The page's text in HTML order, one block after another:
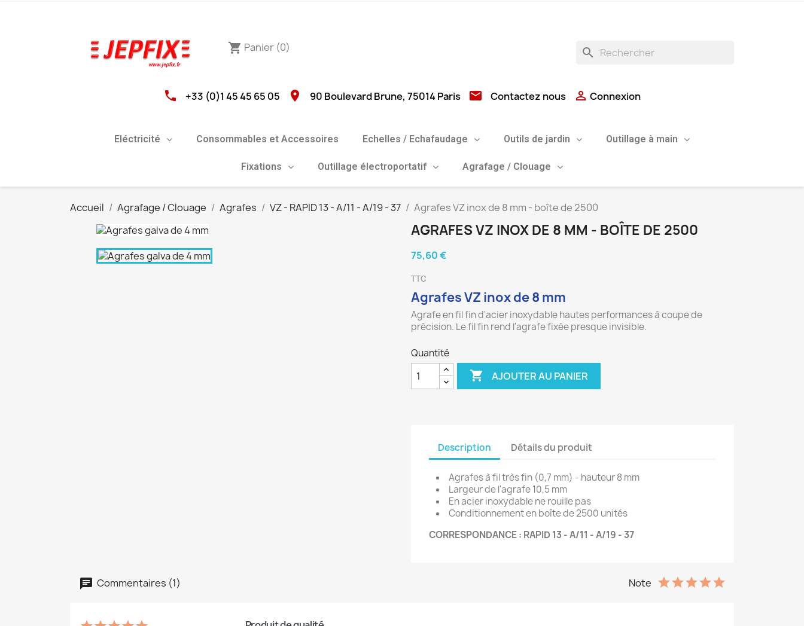
search
shopping_cart Panier (0)
phone +33 (0)1 45 45 65 05 location_on 90 Boulevard Brune, 75014 Paris email Contactez nous  Connexion
Eléctricité Consommables et Accessoires Echelles / Echafaudage Outils de jardin Outillage à main
Fixations Outillage électroportatif Agrafage / Clouage
Accueil Agrafage / Clouage Agrafes VZ - RAPID 13 - A/11 - A/19 - 37 Agrafes VZ inox de 8 mm - boîte de 2500
AGRAFES VZ INOX DE 8 MM - BOÎTE DE 2500
75,60 €
TTC
Agrafes VZ inox de 8 mm
Agrafe en fil fin d'acier inoxydable hautes performances à coupe de
précision. Le fil fin rend l'agrafe fixée presque invisible.
Quantité
 AJOUTER AU PANIER
Description Détails du produit
Agrafes à fil très fin (0,7 mm) - hauteur 8 mm
Largeur de l'agrafe 10,5 mm
En acier inoxydablene rouille pas
Conditionnement en boîte de 2500 unités
CORRESPONDANCE : RAPID 13 - A/11 - A/19 - 37
Commentaires (1) Note